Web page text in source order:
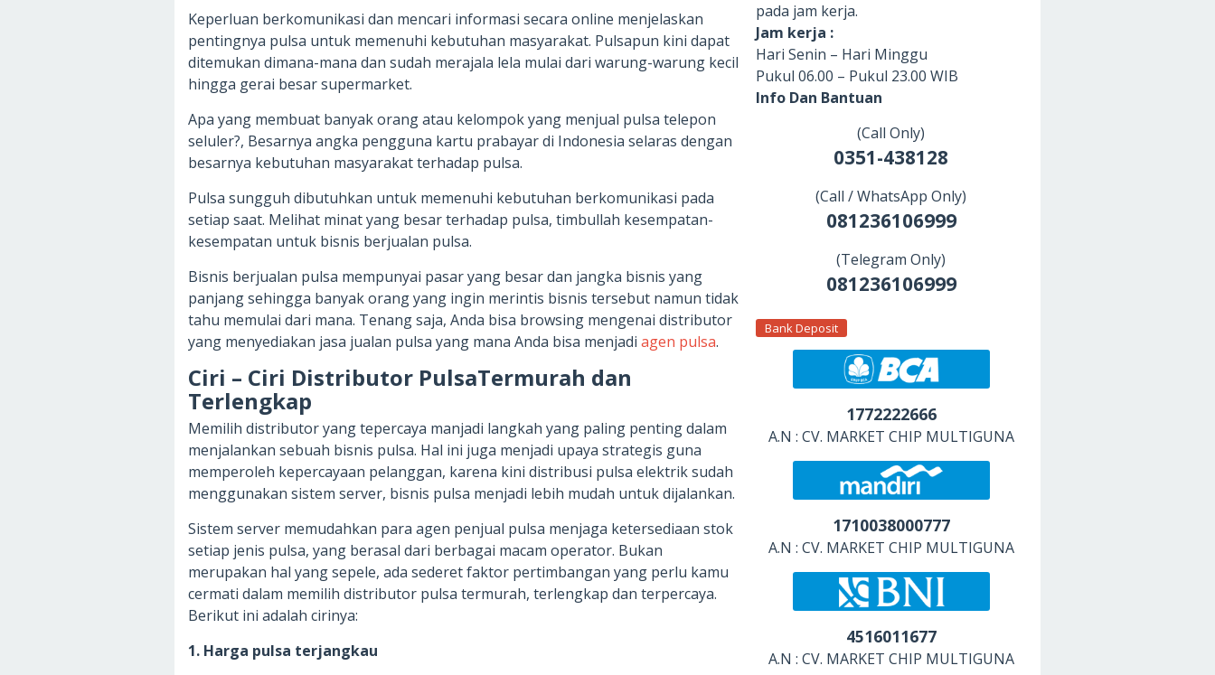
Keperluan berkomunikasi dan mencari informasi secara online menjelaskan
pentingnya pulsa untuk memenuhi kebutuhan masyarakat. Pulsapun kini dapat
ditemukan dimana-mana dan sudah merajala lela mulai dari warung-warung kecil
hingga gerai besar supermarket.
Apa yang membuat banyak orang atau kelompok yang menjual pulsa telepon
seluler?, Besarnya angka pengguna kartu prabayar di Indonesia selaras dengan
besarnya kebutuhan masyarakat terhadap pulsa.
Pulsa sungguh dibutuhkan untuk memenuhi kebutuhan berkomunikasi pada
setiap saat. Melihat minat yang besar terhadap pulsa, timbullah kesempatan-
kesempatan untuk bisnis berjualan pulsa.
Bisnis berjualan pulsa mempunyai pasar yang besar dan jangka bisnis yang
panjang sehingga banyak orang yang ingin merintis bisnis tersebut namun tidak
tahu memulai dari mana. Tenang saja, Anda bisa browsing mengenai distributor
yang menyediakan jasa jualan pulsa yang mana Anda bisa menjadi agen pulsa.
Ciri – Ciri Distributor PulsaTermurah dan
Terlengkap
Memilih distributor yang tepercaya manjadi langkah yang paling penting dalam
menjalankan sebuah bisnis pulsa. Hal ini juga menjadi upaya strategis guna
memperoleh kepercayaan pelanggan, karena kini distribusi pulsa elektrik sudah
menggunakan sistem server, bisnis pulsa menjadi lebih mudah untuk dijalankan.
Sistem server memudahkan para agen penjual pulsa menjaga ketersediaan stok
setiap jenis pulsa, yang berasal dari berbagai macam operator. Bukan
merupakan hal yang sepele, ada sederet faktor pertimbangan yang perlu kamu
cermati dalam memilih distributor pulsa termurah, terlengkap dan terpercaya.
Berikut ini adalah cirinya:
1. Harga pulsa terjangkau
pada jam kerja.
Jam kerja :
Hari Senin – Hari Minggu
Pukul 06.00 – Pukul 23.00 WIB
Info Dan Bantuan
(Call Only)
0351-438128
(Call / WhatsApp Only)
081236106999
(Telegram Only)
081236106999
Bank Deposit
1772222666
A.N : CV. MARKET CHIP MULTIGUNA
1710038000777
A.N : CV. MARKET CHIP MULTIGUNA
4516011677
A.N : CV. MARKET CHIP MULTIGUNA